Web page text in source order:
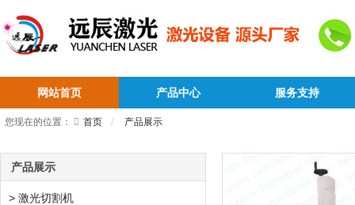
网站首页 产品中心 服务支持
您现在的位置： 首页 产品展示
产品展示
> 激光切割机